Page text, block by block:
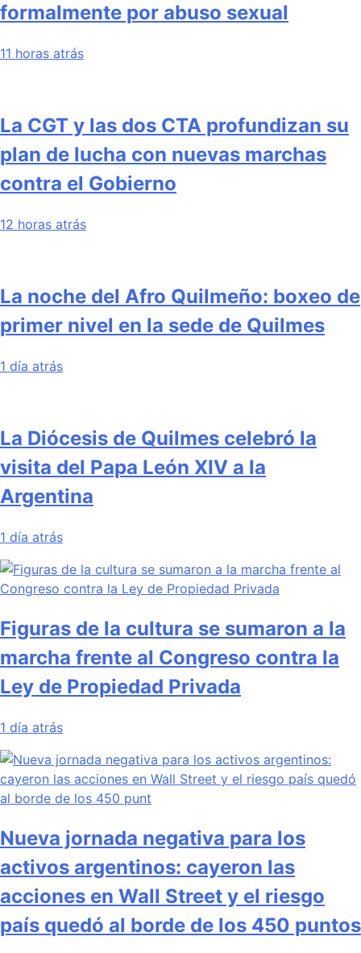
formalmente por abuso sexual
11 horas atrás
La CGT y las dos CTA profundizan su
plan de lucha con nuevas marchas
contra el Gobierno
12 horas atrás
La noche del Afro Quilmeño: boxeo de
primer nivel en la sede de Quilmes
1 día atrás
La Diócesis de Quilmes celebró la
visita del Papa León XIV a la
Argentina
1 día atrás
Figuras de la cultura se sumaron a la
marcha frente al Congreso contra la
Ley de Propiedad Privada
1 día atrás
Nueva jornada negativa para los
activos argentinos: cayeron las
acciones en Wall Street y el riesgo
país quedó al borde de los 450 puntos